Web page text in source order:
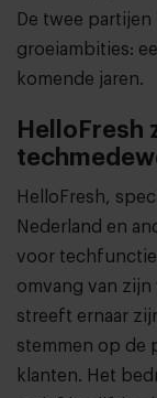
De twee
groeiambities:
komende jaren.
HelloFresh
HelloFresh,
Nederland en
voor
omvang van
streeft ernaar
stemmen op de
klanten. Het